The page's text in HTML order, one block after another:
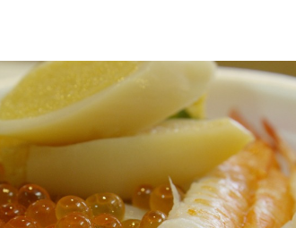
简体中文
相册